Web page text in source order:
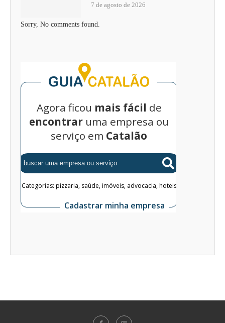
7 de agosto de 2026
Sorry, No comments found.